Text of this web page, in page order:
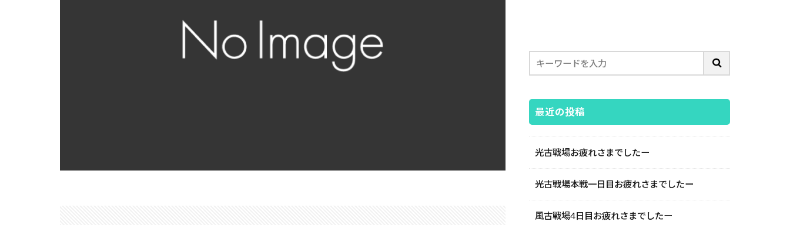
最近の投稿
光古戦場お疲れさまでしたー
光古戦場本戦一日目お疲れさまでしたー
風古戦場4日目お疲れさまでしたー